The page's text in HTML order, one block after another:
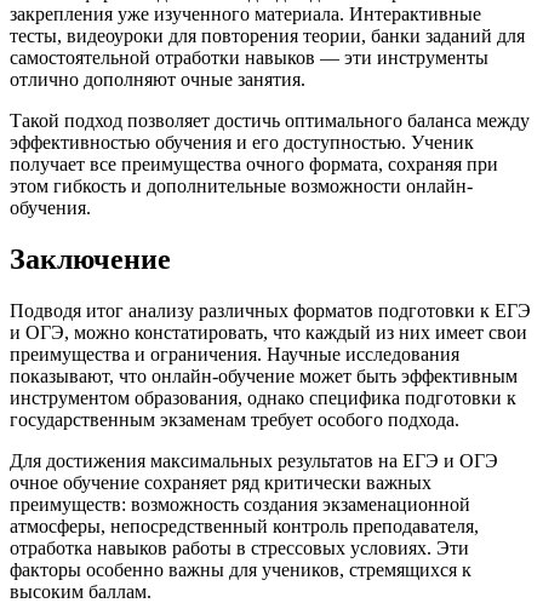
закрепления уже изученного материала. Интерактивные
тесты, видеоуроки для повторения теории, банки заданий для
самостоятельной отработки навыков — эти инструменты
отлично дополняют очные занятия.
Такой подход позволяет достичь оптимального баланса между
эффективностью обучения и его доступностью. Ученик
получает все преимущества очного формата, сохраняя при
этом гибкость и дополнительные возможности онлайн-
обучения.
Заключение
Подводя итог анализу различных форматов подготовки к ЕГЭ
и ОГЭ, можно констатировать, что каждый из них имеет свои
преимущества и ограничения. Научные исследования
показывают, что онлайн-обучение может быть эффективным
инструментом образования, однако специфика подготовки к
государственным экзаменам требует особого подхода.
Для достижения максимальных результатов на ЕГЭ и ОГЭ
очное обучение сохраняет ряд критически важных
преимуществ: возможность создания экзаменационной
атмосферы, непосредственный контроль преподавателя,
отработка навыков работы в стрессовых условиях. Эти
факторы особенно важны для учеников, стремящихся к
высоким баллам.